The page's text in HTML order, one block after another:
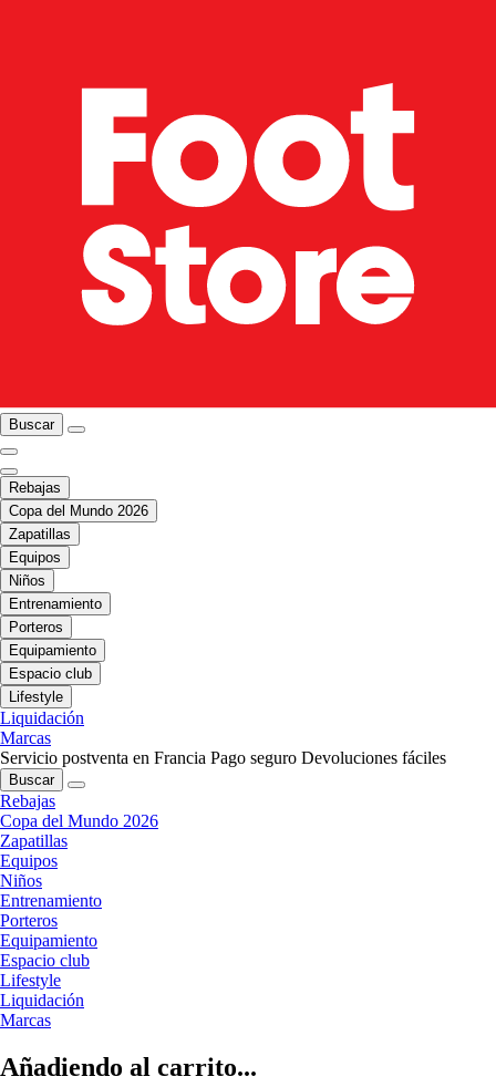
Buscar
Rebajas
Copa del Mundo 2026
Zapatillas
Equipos
Niños
Entrenamiento
Porteros
Equipamiento
Espacio club
Lifestyle
Liquidación
Marcas
Servicio postventa en Francia Pago seguro Devoluciones fáciles
Buscar
Rebajas
Copa del Mundo 2026
Zapatillas
Equipos
Niños
Entrenamiento
Porteros
Equipamiento
Espacio club
Lifestyle
Liquidación
Marcas
Añadiendo al carrito...